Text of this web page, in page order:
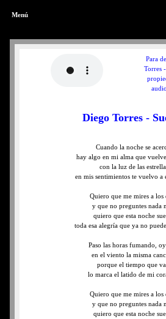
Menú
Para
Torres
Diego Torres -
Cuando la noche se
hay algo en mi alma que
con la luz de las
en mis sentimientos te vuelvo a
Quiero que me mires a los
y que no preguntes nada
quiero que esta noche
toda esa alegría que ya no
Paso las horas fumando,
en el viento la misma
porque el tiempo que
lo marca el latido de mi
Quiero que me mires a los
y que no preguntes nada
quiero que esta noche